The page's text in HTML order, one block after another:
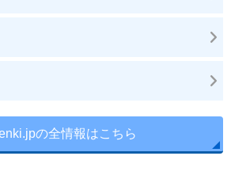
の全情報はこちら